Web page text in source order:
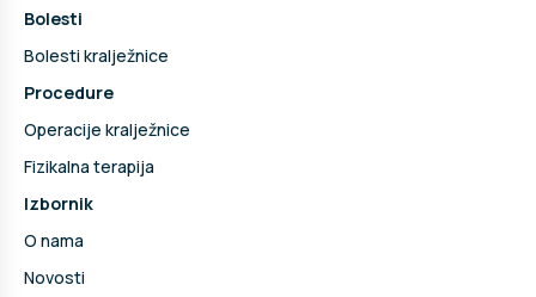
Bolesti
Bolesti kralježnice
Procedure
Operacije kralježnice
Fizikalna terapija
Izbornik
O nama
Novosti